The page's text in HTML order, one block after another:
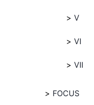
V
VI
VII
FOCUS